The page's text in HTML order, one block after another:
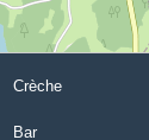
Crèche
Bar